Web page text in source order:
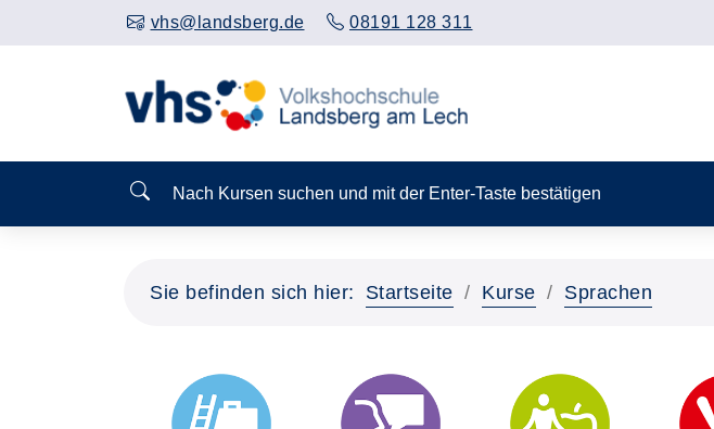
vhs@landsberg.de 08191 128 311
Nach Kursen suchen und mit der Enter-Taste bestätigen
Sie befinden sich hier: Startseite Kurse Sprachen